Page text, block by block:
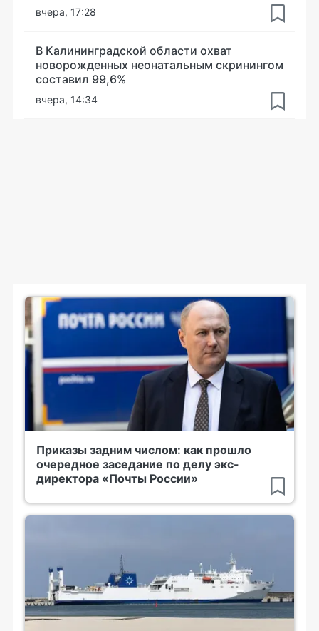
вчера, 17:28
В Калининградской области охват
новорожденных неонатальным скринингом
составил 99,6%
вчера, 14:34
Приказы задним числом: как прошло
очередное заседание по делу экс-
директора «Почты России»